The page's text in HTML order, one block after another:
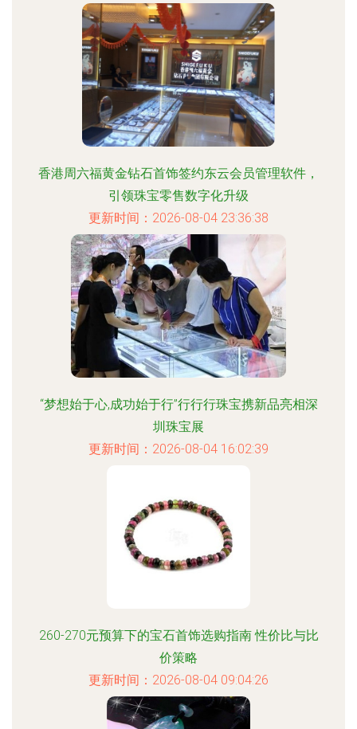
香港周六福黄金钻石首饰签约东云会员管理软件，
引领珠宝零售数字化升级
更新时间：2026-08-04 23:36:38
“梦想始于心,成功始于行”行行行珠宝携新品亮相深
圳珠宝展
更新时间：2026-08-04 16:02:39
260-270元预算下的宝石首饰选购指南 性价比与比
价策略
更新时间：2026-08-04 09:04:26